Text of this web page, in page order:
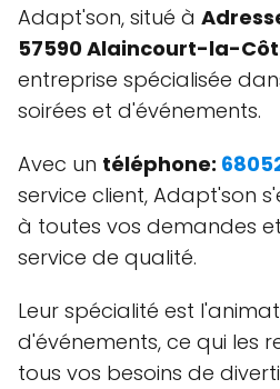
Adapt'son, situé à
57590 Alaincourt-la-
entreprise spécialisée
soirées et d'événements.
Avec un téléphone:
service client, Adapt'son
à toutes vos demandes
service de qualité.
Leur spécialité est
d'événements, ce qui les
tous vos besoins de